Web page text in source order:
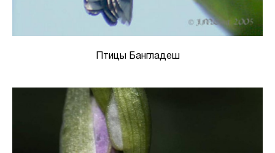
Птицы Бангладеш